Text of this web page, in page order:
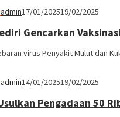
admin17/01/202519/02/2025
Gencarkan
virus Penyakit Mulut dan
admin14/01/202519/02/2025
Pengadaan 50